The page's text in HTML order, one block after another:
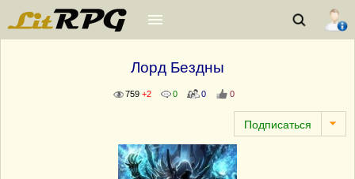
Лорд Бездны
759 +2 0 0 0